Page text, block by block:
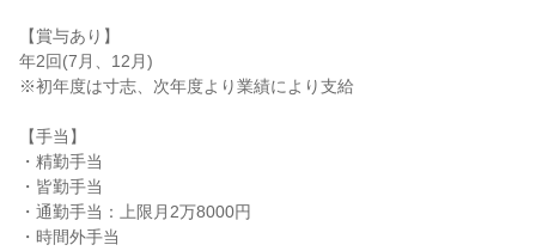
【賞与あり】
年2回(7月、12月)
※初年度は寸志、次年度より業績により支給
【手当】
・精勤手当
・皆勤手当
・通勤手当：上限月2万8000円
・時間外手当